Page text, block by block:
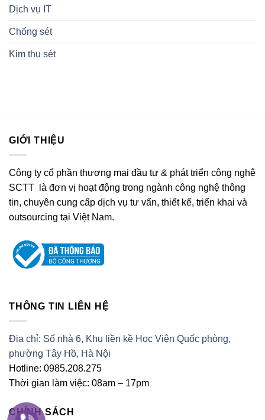
Dịch vụ IT
Chống sét
Kim thu sét
GIỚI THIỆU
Công ty cổ phần thương mại đầu tư & phát triển công nghệ
SCTT là đơn vị hoạt động trong ngành công nghệ thông
tin, chuyên cung cấp dịch vụ tư vấn, thiết kế, triển khai và
outsourcing tại Việt Nam.
THÔNG TIN LIÊN HỆ
Địa chỉ: Số nhà 6, Khu liền kề Học Viện Quốc phòng,
phường Tây Hồ, Hà Nội
Hotline: 0985.208.275
Thời gian làm việc: 08am – 17pm
CHÍNH SÁCH